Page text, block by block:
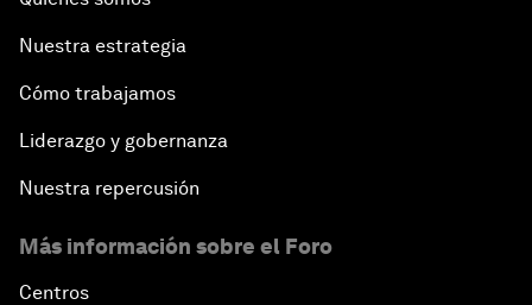
Nuestra estrategia
Cómo trabajamos
Liderazgo y gobernanza
Nuestra repercusión
Más información sobre el Foro
Centros